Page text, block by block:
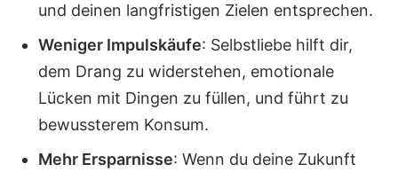
und deinen langfristigen Zielen entsprechen.
Weniger Impulskäufe: Selbstliebe hilft dir,
dem Drang zu widerstehen, emotionale
Lücken mit Dingen zu füllen, und führt zu
bewussterem Konsum.
Mehr Ersparnisse: Wenn du deine Zukunft